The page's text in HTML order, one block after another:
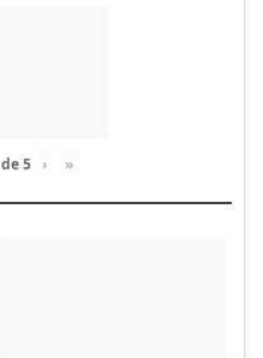
de5 › »